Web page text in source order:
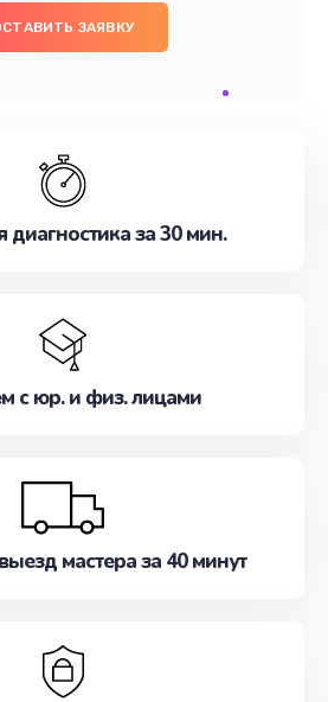
ЗАЯВКУ
диагностика за 30 мин.
с юр. и физ. лицами
мастера за 40 минут